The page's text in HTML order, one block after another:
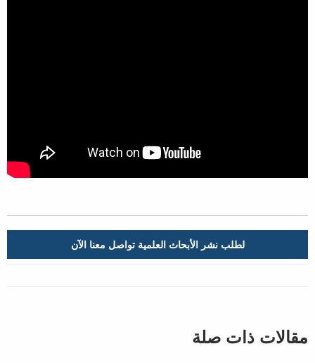
لطلب نشر الأبحاث العلمية تواصل معنا الآن
مقالات ذات صلة